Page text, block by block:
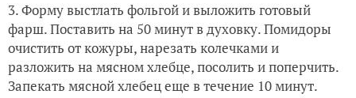
3. Форму выстлать фольгой и выложить готовый
фарш. Поставить на 50 минут в духовку. Помидоры
очистить от кожуры, нарезать колечками и
разложить на мясном хлебце, посолить и поперчить.
Запекать мясной хлебец еще в течение 10 минут.